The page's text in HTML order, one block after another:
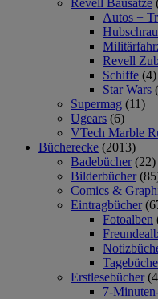
Autos +
Revell
Schiffe (4)
Star Wars
Supermag (11)
Ugears (6)
VTech Marble
Bücherecke (2013)
Badebücher (22)
Bilderbücher
Comics &
Eintragbücher
Fotoalben
Erstlesebücher
7-